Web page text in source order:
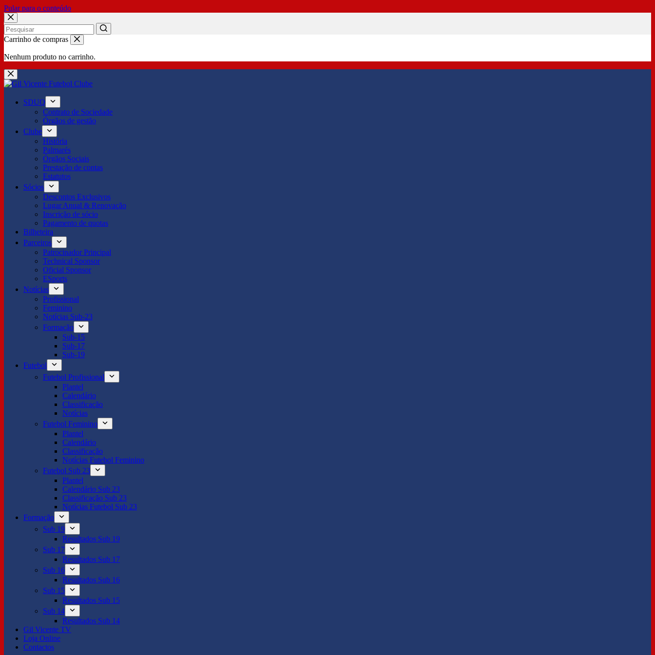
Pular para o conteúdo
No
Carrinho de compras
Nenhum produto no carrinho.
SDUQ
Contrato de Sociedade
Órgãos de gestão
Clube
História
Palmarés
Órgãos Sociais
Prestação de contas
Estatutos
Sócios
Descontos Exclusivos
Lugar Anual & Renovação
Inscrição de sócio
Pagamento de quotas
Bilheteira
Parceiros
Patrocinador Principal
Technical Sponsor
Oficial Sponsor
ESports
Notícias
Profissional
Feminino
Notícias Sub-23
Formação
Sub-15
Sub-17
Sub-19
Futebol
Futebol Profissional
Plantel
Calendário
Classificação
Notícias
Futebol Feminino
Plantel
Calendário
Classificação
Notícias Futebol Feminino
Futebol Sub 23
Plantel
Calendário Sub 23
Classificação Sub 23
Notícias Futebol Sub 23
Formação
Sub 19
Resultados Sub 19
Sub 17
Resultados Sub 17
Sub 16
Resultados Sub 16
Sub 15
Resultados Sub 15
Sub 14
Resultados Sub 14
Gil Vicente TV
Loja Online
Contactos